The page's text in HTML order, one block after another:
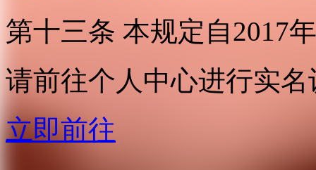
第十三条 本规定自2017
请前往个人中心进行实名
立即前往